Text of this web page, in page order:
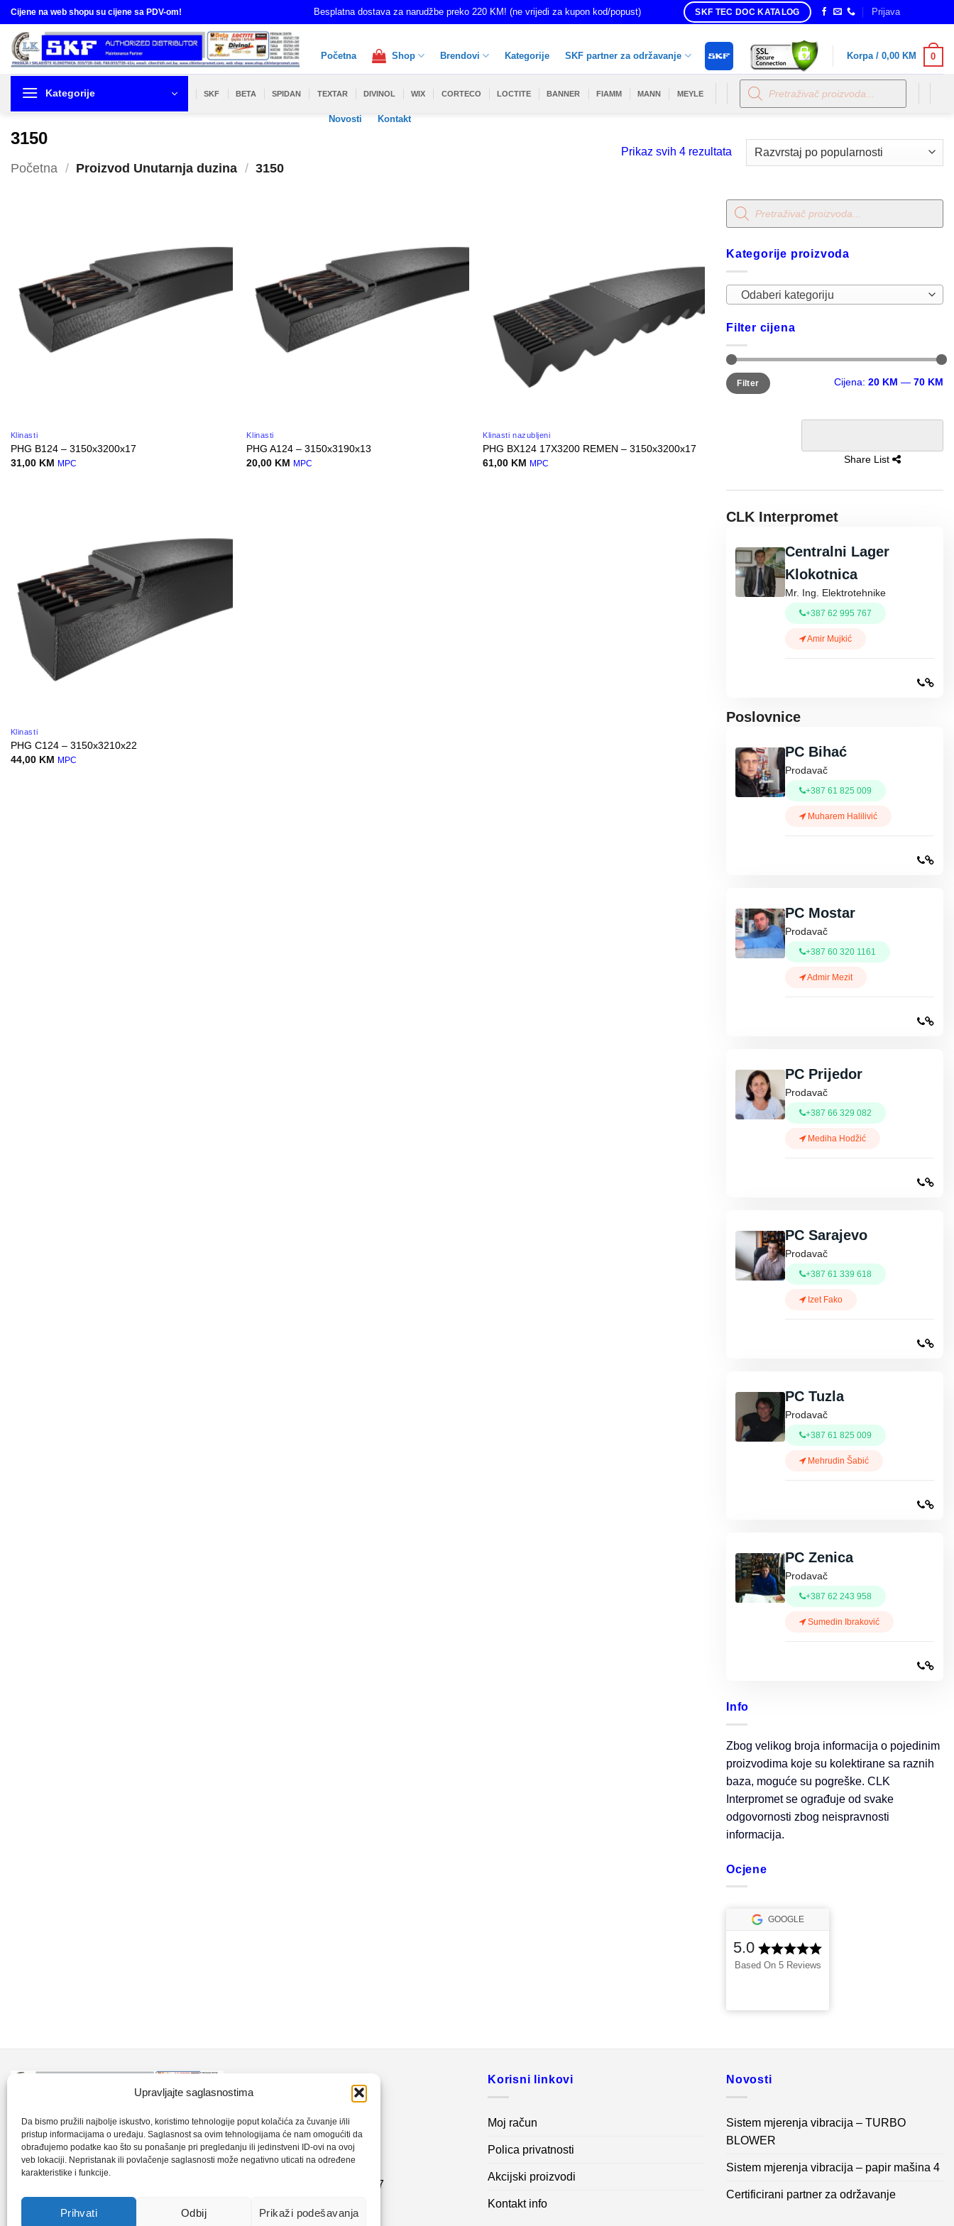
Upravljajte saglasnostima
Da bismo pružili najbolje iskustvo, koristimo tehnologije poput kolačića za čuvanje i/ili
pristup informacijama o uređaju. Saglasnost sa ovim tehnologijama će nam omogućiti da
obrađujemo podatke kao što su ponašanje pri pregledanju ili jedinstveni ID-ovi na ovoj
veb lokaciji. Nepristanak ili povlačenje saglasnosti može negativno uticati na određene
karakteristike i funkcije.
Prihvati Odbij Prikaži podešavanja
Skip
to
content
Cijene na web shopu su cijene sa PDV-om! Besplatna dostava za narudžbe preko 220 KM! (ne vrijedi za kupon kod/popust) SKF TEC DOC KATALOG Prijava
Početna Shop Brendovi Kategorije SKF partner za održavanje
Novosti Kontakt
Korpa / 0,00 KM 0
Kategorije SKF BETA SPIDAN TEXTAR DIVINOL WIX CORTECO LOCTITE BANNER FIAMM MANN MEYLE
Products
search
3150
Početna / Proizvod Unutarnja duzina / 3150
Prikaz svih 4 rezultataSorted
Klinasti
PHG B124 – 3150x3200x17
31,00 KM MPC
Klinasti
PHG A124 – 3150x3190x13
20,00 KM MPC
Klinasti nazubljeni
PHG BX124 17X3200 REMEN – 3150x3200x17
61,00 KM MPC
Klinasti
PHG C124 – 3150x3210x22
44,00 KM MPC
Products
search
Kategorije proizvoda
Odaberi kategoriju
Filter cijena
Minimalna
cijena
Maksimalna
cijena
Filter Cijena: 20 KM — 70 KM
Share List
CLK Interpromet
Centralni Lager
Klokotnica
Mr. Ing. Elektrotehnike
+387 62 995 767
Amir Mujkić
Poslovnice
PC Bihać
Prodavač
+387 61 825 009
Muharem Halilivić
PC Mostar
Prodavač
+387 60 320 1161
Admir Mezit
PC Prijedor
Prodavač
+387 66 329 082
Mediha Hodžić
PC Sarajevo
Prodavač
+387 61 339 618
Izet Fako
PC Tuzla
Prodavač
+387 61 825 009
Mehrudin Šabić
PC Zenica
Prodavač
+387 62 243 958
Sumedin Ibraković
Info
Zbog velikog broja informacija o pojedinim
proizvodima koje su kolektirane sa raznih
baza, moguće su pogreške. CLK
Interpromet se ograđuje od svake
odgovornosti zbog neispravnosti
informacija.
Ocjene
GOOGLE
5.0
Based On 5 Reviews
CLK-Interpromet d.o.o. posluje u sastavu
grupe SKF distributera od 1996. godine,
gdje s ponosom mozemo reci da smo
najveci distributer SKF-a na podrucju
+387 35 720 560
clkm@bih.net.ba
+387 62 995 767
Korisni linkovi
Moj račun
Polica privatnosti
Akcijski proizvodi
Kontakt info
Novosti
Sistem mjerenja vibracija – TURBO
BLOWER
Sistem mjerenja vibracija – papir mašina 4
Certificirani partner za održavanje